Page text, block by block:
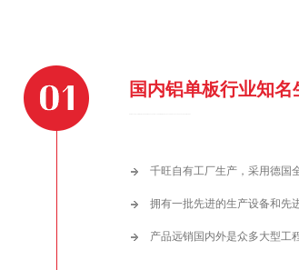
国内铝单板行业知
千旺自有工厂生产，采用德国
拥有一批先进的生产设备和先
产品远销国内外是众多大型工